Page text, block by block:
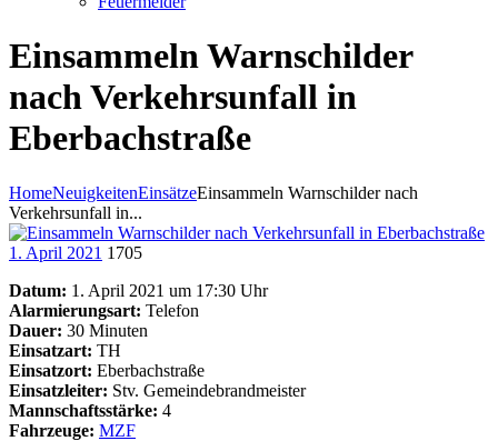
Einsammeln Warnschilder
nach Verkehrsunfall in
Eberbachstraße
HomeNeuigkeitenEinsätzeEinsammeln Warnschilder nach
Verkehrsunfall in...
1. April 2021 1705
Datum: 1. April 2021 um 17:30 Uhr
Alarmierungsart: Telefon
Dauer: 30 Minuten
Einsatzart: TH
Einsatzort: Eberbachstraße
Einsatzleiter: Stv. Gemeindebrandmeister
Mannschaftsstärke: 4
Fahrzeuge: MZF